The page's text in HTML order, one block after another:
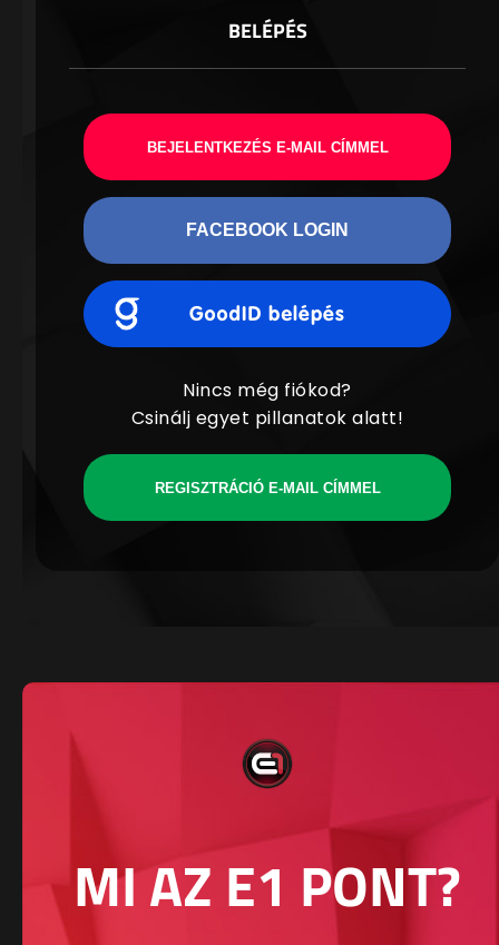
BELÉPÉS
BEJELENTKEZÉS E-MAIL CÍMMEL
FACEBOOK LOGIN
Nincs még fiókod?
Csinálj egyet pillanatok alatt!
REGISZTRÁCIÓ E-MAIL CÍMMEL
MI AZ E1 PONT?